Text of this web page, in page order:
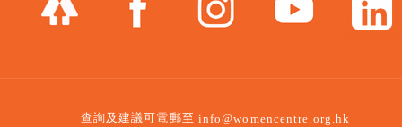
查詢及建議可電郵至 info@womencentre.org.hk